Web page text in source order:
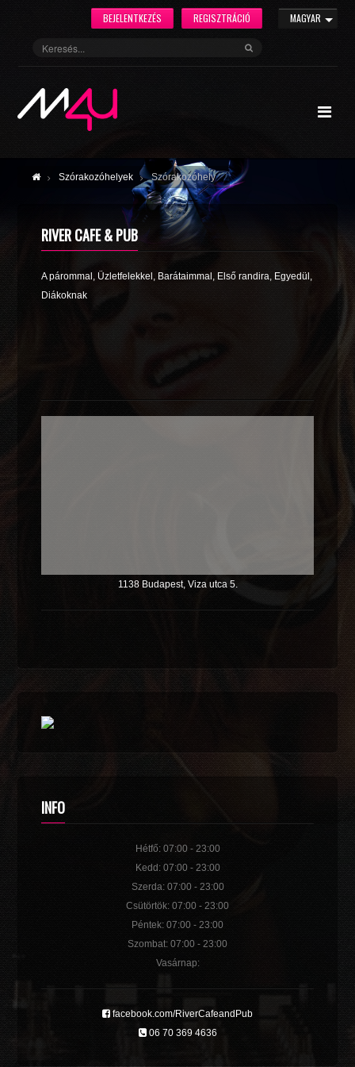
MAGYAR
REGISZTRÁCIÓ
BEJELENTKEZÉS
Szórakozóhelyek Szórakozóhely
RIVER CAFE & PUB
A párommal, Üzletfelekkel, Barátaimmal, Első randira, Egyedül,
Diákoknak
1138 Budapest, Viza utca 5.
INFO
Hétfő: 07:00 - 23:00
Kedd: 07:00 - 23:00
Szerda: 07:00 - 23:00
Csütörtök: 07:00 - 23:00
Péntek: 07:00 - 23:00
Szombat: 07:00 - 23:00
Vasárnap:
facebook.com/RiverCafeandPub
06 70 369 4636